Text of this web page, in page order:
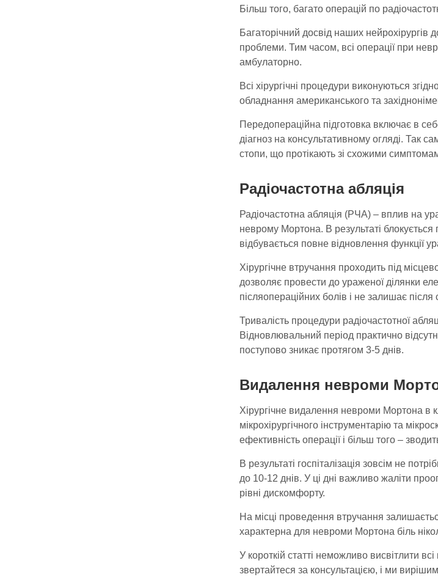
Більш того, багато операцій по
Багаторічний досвід наших
проблеми. Тим часом, всі операції при
амбулаторно.
Всі хірургічні процедури виконуються
обладнання американського та
Передопераційна підготовка включає в
діагноз на консультативному огляді.
стопи, що протікають зі схожими
Радіочастотна абляція
Радіочастотна абляція (РЧА) – вплив на
неврому Мортона. В результаті блокується
відбувається повне відновлення функції
Хірургічне втручання проходить під
дозволяє провести до ураженої ділянки
післяопераційних болів і не залишає після
Тривалість процедури радіочастотної
Відновлювальний період практично
поступово зникає протягом 3-5 днів.
Видалення невроми
Хірургічне видалення невроми Мортона в
мікрохірургічного інструментарію та
ефективність операції і більш того –
В результаті госпіталізація зовсім не
до 10-12 днів. У ці дні важливо жаліти
рівні дискомфорту.
На місці проведення втручання
характерна для невроми Мортона біль
У короткій статті неможливо висвітлити
звертайтеся за консультацією, і ми